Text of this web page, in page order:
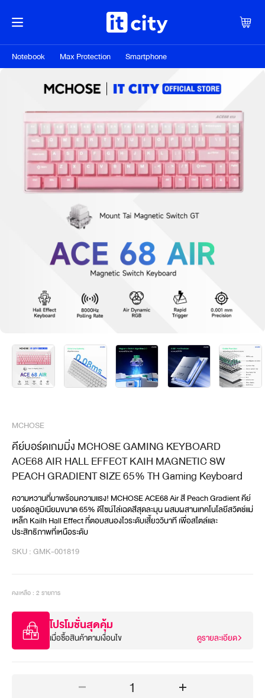
Notebook Max Protection Smartphone
MCHOSE
คีย์บอร์ดเกมมิ่ง MCHOSE GAMING KEYBOARD
ACE68 AIR HALL EFFECT KAIH MAGNETIC SW
PEACH GRADIENT SIZE 65% TH Gaming Keyboard
ความหวานที่มาพร้อมความแรง! MCHOSE ACE68 Air สี Peach Gradient คีย์
บอร์ดอลูมิเนียมขนาด 65% ดีไซน์ไล่เฉดสีสุดละมุน ผสมผสานเทคโนโลยีสวิตช์แม่
เหล็ก Kailh Hall Effect ที่ตอบสนองไวระดับเสี้ยววินาที เพื่อสไตล์และ
ประสิทธิภาพที่เหนือระดับ
SKU : GMK-001819
คงเหลือ : 2 รายการ
โปรโมชั่นสุดคุ้ม
เมื่อซื้อสินค้าตามเงื่อนไข ดูรายละเอียด
1